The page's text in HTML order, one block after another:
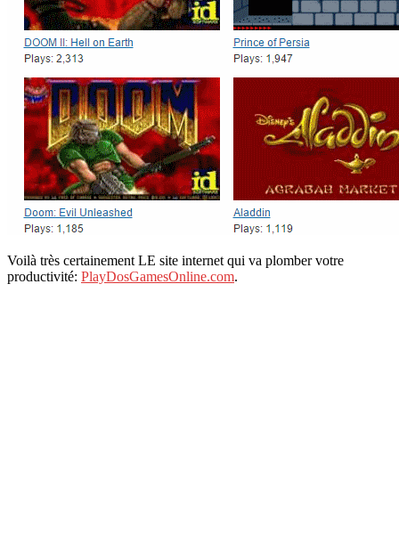
Voilà très certainement LE site internet qui va plomber votre
productivité: PlayDosGamesOnline.com.